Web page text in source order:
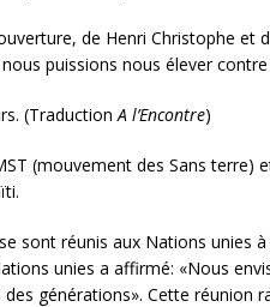
de Henri Christophe et
puissions nous élever
(TraductionA l’Encontre)
(mouvement des Sans
sont réunis aux Nations unies
unies a affirmé: «Nous
générations». Cette réunion